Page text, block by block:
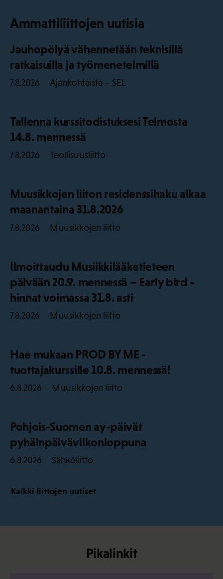
Ammattiliittojen uutisia
Jauhopölyä vähennetään teknisillä
ratkaisuilla ja työmenetelmillä
7.8.2026 Ajankohtaista – SEL
Tallenna kurssitodistuksesi Telmosta
14.8. mennessä
7.8.2026 Teollisuusliitto
Muusikkojen liiton residenssihaku alkaa
maanantaina 31.8.2026
7.8.2026 Muusikkojen liitto
Ilmoittaudu Musiikkilääketieteen
päivään 20.9. mennessä – Early bird -
hinnat voimassa 31.8. asti
7.8.2026 Muusikkojen liitto
Hae mukaan PROD BY ME -
tuottajakurssille 10.8. mennessä!
6.8.2026 Muusikkojen liitto
Pohjois-Suomen ay-päivät
pyhäinpäiväviikonloppuna
6.8.2026 Sähköliitto
Kaikki liittojen uutiset
Pikalinkit